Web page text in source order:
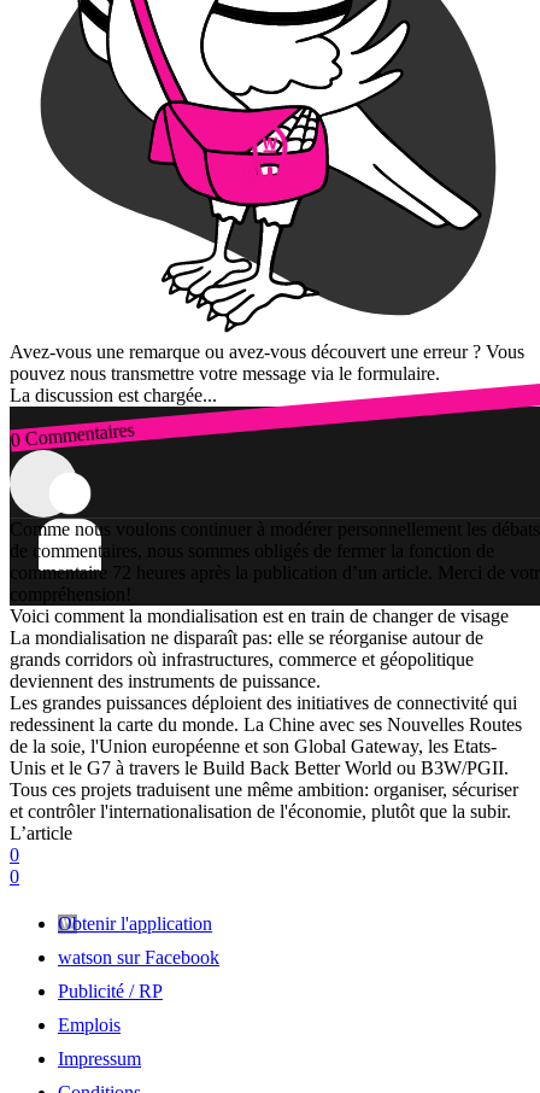
Avez-vous une remarque ou avez-vous découvert une erreur ? Vous
pouvez nous transmettre votre message via le formulaire.
La discussion est chargée...
0 Commentaires
Connexion
Comme nous voulons continuer à modérer personnellement les débats
de commentaires, nous sommes obligés de fermer la fonction de
commentaire 72 heures après la publication d’un article. Merci de
compréhension!
Voici comment la mondialisation est en train de changer de visage
La mondialisation ne disparaît pas: elle se réorganise autour de
grands corridors où infrastructures, commerce et géopolitique
deviennent des instruments de puissance.
Les grandes puissances déploient des initiatives de connectivité qui
redessinent la carte du monde. La Chine avec ses Nouvelles Routes
de la soie, l'Union européenne et son Global Gateway, les Etats-
Unis et le G7 à travers le Build Back Better World ou B3W/PGII.
Tous ces projets traduisent une même ambition: organiser, sécuriser
et contrôler l'internationalisation de l'économie, plutôt que la subir.
L’article
0
0
Obtenir l'application
watson sur Facebook
Publicité / RP
Emplois
Impressum